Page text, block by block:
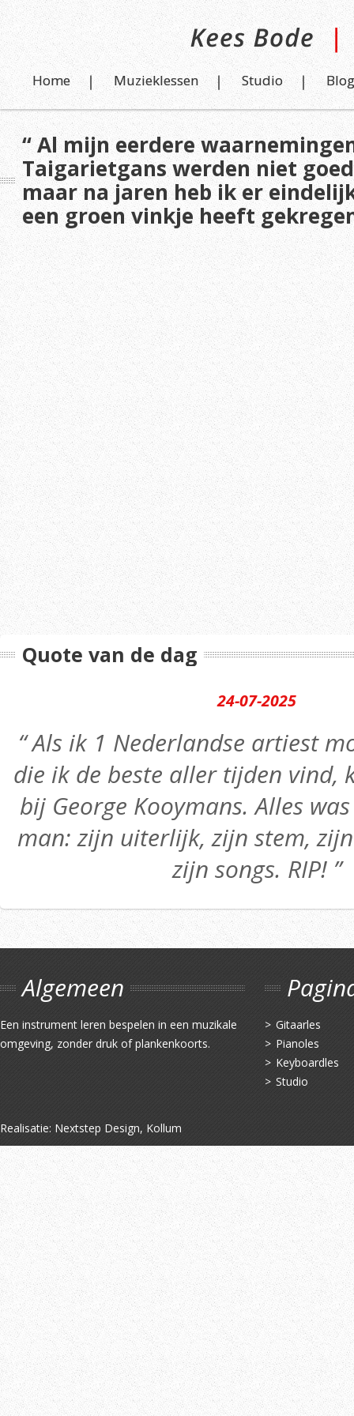
Home Muzieklessen Studio Blog
“ Al mijn eerdere
Taigarietgans werden niet
maar na jaren heb ik er
een groen vinkje heeft
Quote van de dag
24-07-2025
“ Als ik 1 Nederlandse artiest
die ik de beste aller tijden vind,
bij George Kooymans. Alles
man: zijn uiterlijk, zijn stem,
zijn songs. RIP! ”
Algemeen
Een instrument leren bespelen in een muzikale
omgeving, zonder druk of plankenkoorts.
Gitaarles
Pianoles
Keyboardles
Studio
Realisatie: Nextstep Design, Kollum